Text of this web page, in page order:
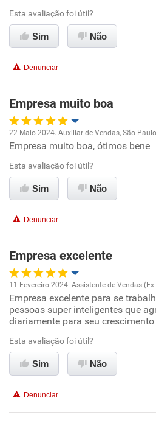
Conciliação com a vida familiar
Benefícios
Recomenda a diretoria
Esta avaliação foi útil?
Sim Não
Denunciar
Empresa muito boa
Oportunidade de promoção
Ambiente de trabalho
Benefícios
Recomenda esta empresa
22 Maio 2024. Auxiliar de Vendas, São Paulo
Empresa muito boa, ótimos bene
Esta avaliação foi útil?
Sim Não
Denunciar
Empresa excelente
Oportunidade de promoção
Ambiente de trabalho
Conciliação com a vida familiar
11 Fevereiro 2024. Assistente de Vendas
Empresa excelente para se
pessoas super inteligentes que
diariamente para seu
Esta avaliação foi útil?
Sim Não
Denunciar